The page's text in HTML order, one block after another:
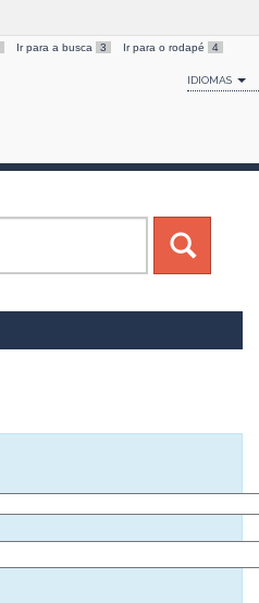
Ir para a busca 3 Ir para o rodapé 4
IDIOMAS